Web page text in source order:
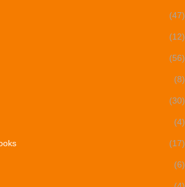
(47)
(12)
(56)
(8)
(30)
(4)
(17)
(6)